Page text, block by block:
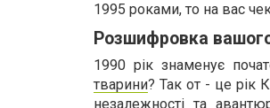
1995 роками, то на вас
Розшифровка
1990 рік знаменує
тварини? Так от - це рік
незалежності та